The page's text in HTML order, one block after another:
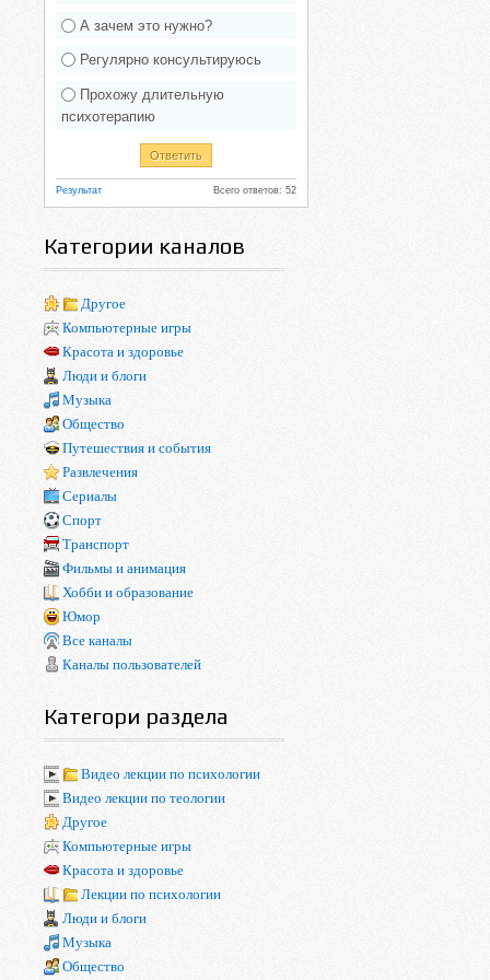
А зачем это нужно?
Регулярно консультируюсь
Прохожу длительную
психотерапию
Результат Всего ответов: 52
Категории каналов
Другое
Компьютерные игры
Красота и здоровье
Люди и блоги
Музыка
Общество
Путешествия и события
Развлечения
Сериалы
Спорт
Транспорт
Фильмы и анимация
Хобби и образование
Юмор
Все каналы
Каналы пользователей
Категори раздела
Видео лекции по психологии
Видео лекции по теологии
Другое
Компьютерные игры
Красота и здоровье
Лекции по психологии
Люди и блоги
Музыка
Общество